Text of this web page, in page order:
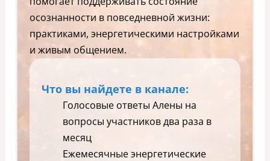
осознанности в повседневной жизни:
практиками, энергетическими настройками
и живым общением.
Что вы найдете в канале:
Голосовые ответы Алены на
вопросы участников два раза в
месяц
Ежемесячные энергетические